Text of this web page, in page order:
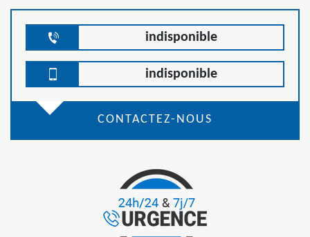
indisponible
indisponible
CONTACTEZ-NOUS